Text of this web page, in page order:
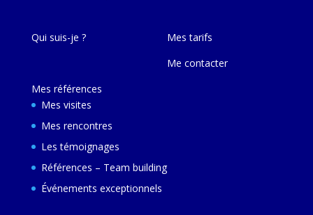
Qui suis-je ?
Mes références
Mes visites
Mes rencontres
Les témoignages
Références – Team building
Événements exceptionnels
Mes tarifs
Me contacter